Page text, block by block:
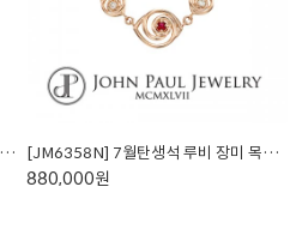
[JM6375N] 7월탄생석 루비 목걸이 (천연석) [JM6358N] 7월탄생석 루비 장미 목걸이 (천연석)
880,000원